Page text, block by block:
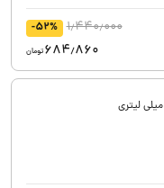
1٫440٫000 -52%
684٫860تومان